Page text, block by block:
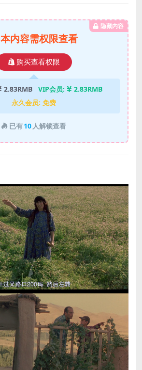
隐藏内容
本内容需权限查看
购买查看权限
2.83RMB VIP会员:
2.83RMB
永久会员: 免费
已有10 人解锁查看